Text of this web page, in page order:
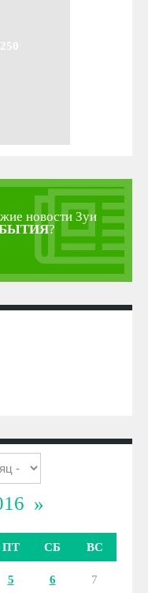
новости Зуи
?
»
ПТ СБ ВС
5 6 7